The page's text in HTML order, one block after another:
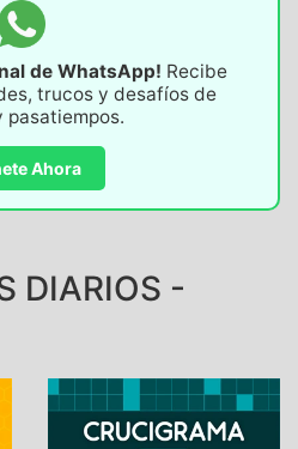
de WhatsApp! Recibe
trucos y desafíos de
pasatiempos.
Ahora
DIARIOS -